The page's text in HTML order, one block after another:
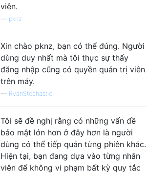
viên.
pknz
Xin chào pknz, bạn có thể đúng. Người
dùng duy nhất mà tôi thực sự thấy
đăng nhập cũng có quyền quản trị viên
trên máy.
— RyanStochastic
Tôi sẽ đề nghị rằng có những vấn đề
bảo mật lớn hơn ở đây hơn là người
dùng có thể tiếp quản từng phiên khác.
Hiện tại, bạn đang dựa vào từng nhân
viên để không vi phạm bất kỳ quy tắc